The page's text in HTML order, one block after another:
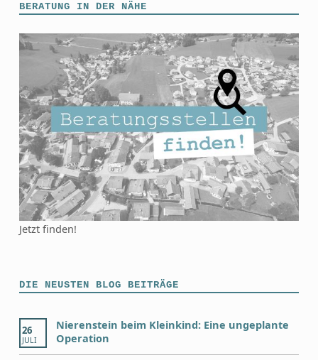
BERATUNG IN DER NÄHE
Jetzt finden!
DIE NEUSTEN BLOG BEITRÄGE
26
JULI
Nierenstein beim Kleinkind: Eine ungeplante
Operation